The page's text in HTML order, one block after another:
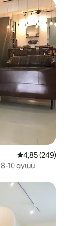
Средна
4,85 (249)
8-10 души